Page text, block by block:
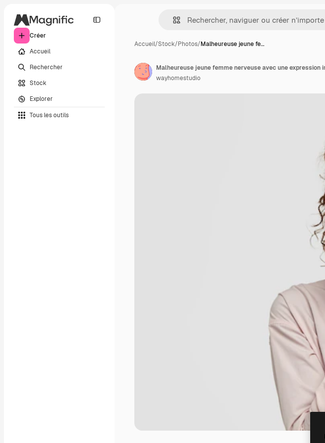
Créer
Accueil
Rechercher
Stock
Explorer
Tous les outils
Accueil/Stock/Photos/Malheureuse jeune fe…
wayhomestudio